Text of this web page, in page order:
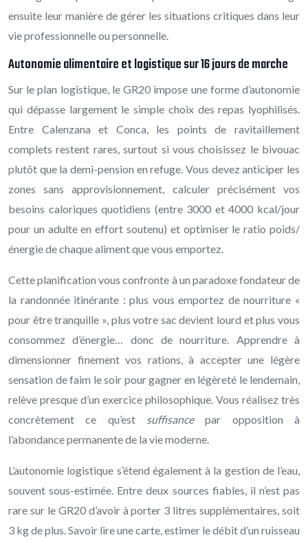
ensuite leur manière de gérer les situations critiques dans leur
vie professionnelle ou personnelle.
Autonomie alimentaire et logistique sur 16 jours de marche
Sur le plan logistique, le GR20 impose une forme d’autonomie
qui dépasse largement le simple choix des repas lyophilisés.
Entre Calenzana et Conca, les points de ravitaillement
complets restent rares, surtout si vous choisissez le bivouac
plutôt que la demi-pension en refuge. Vous devez anticiper les
zones sans approvisionnement, calculer précisément vos
besoins caloriques quotidiens (entre 3000 et 4000 kcal/jour
pour un adulte en effort soutenu) et optimiser le ratio poids/
énergie de chaque aliment que vous emportez.
Cette planification vous confronte à un paradoxe fondateur de
la randonnée itinérante : plus vous emportez de nourriture «
pour être tranquille », plus votre sac devient lourd et plus vous
consommez d’énergie… donc de nourriture. Apprendre à
dimensionner finement vos rations, à accepter une légère
sensation de faim le soir pour gagner en légèreté le lendemain,
relève presque d’un exercice philosophique. Vous réalisez très
concrètement ce qu’est suffisancepar opposition à
l’abondance permanente de la vie moderne.
L’autonomie logistique s’étend également à la gestion de l’eau,
souvent sous-estimée. Entre deux sources fiables, il n’est pas
rare sur le GR20 d’avoir à porter 3 litres supplémentaires, soit
3 kg de plus. Savoir lire une carte, estimer le débit d’un ruisseau